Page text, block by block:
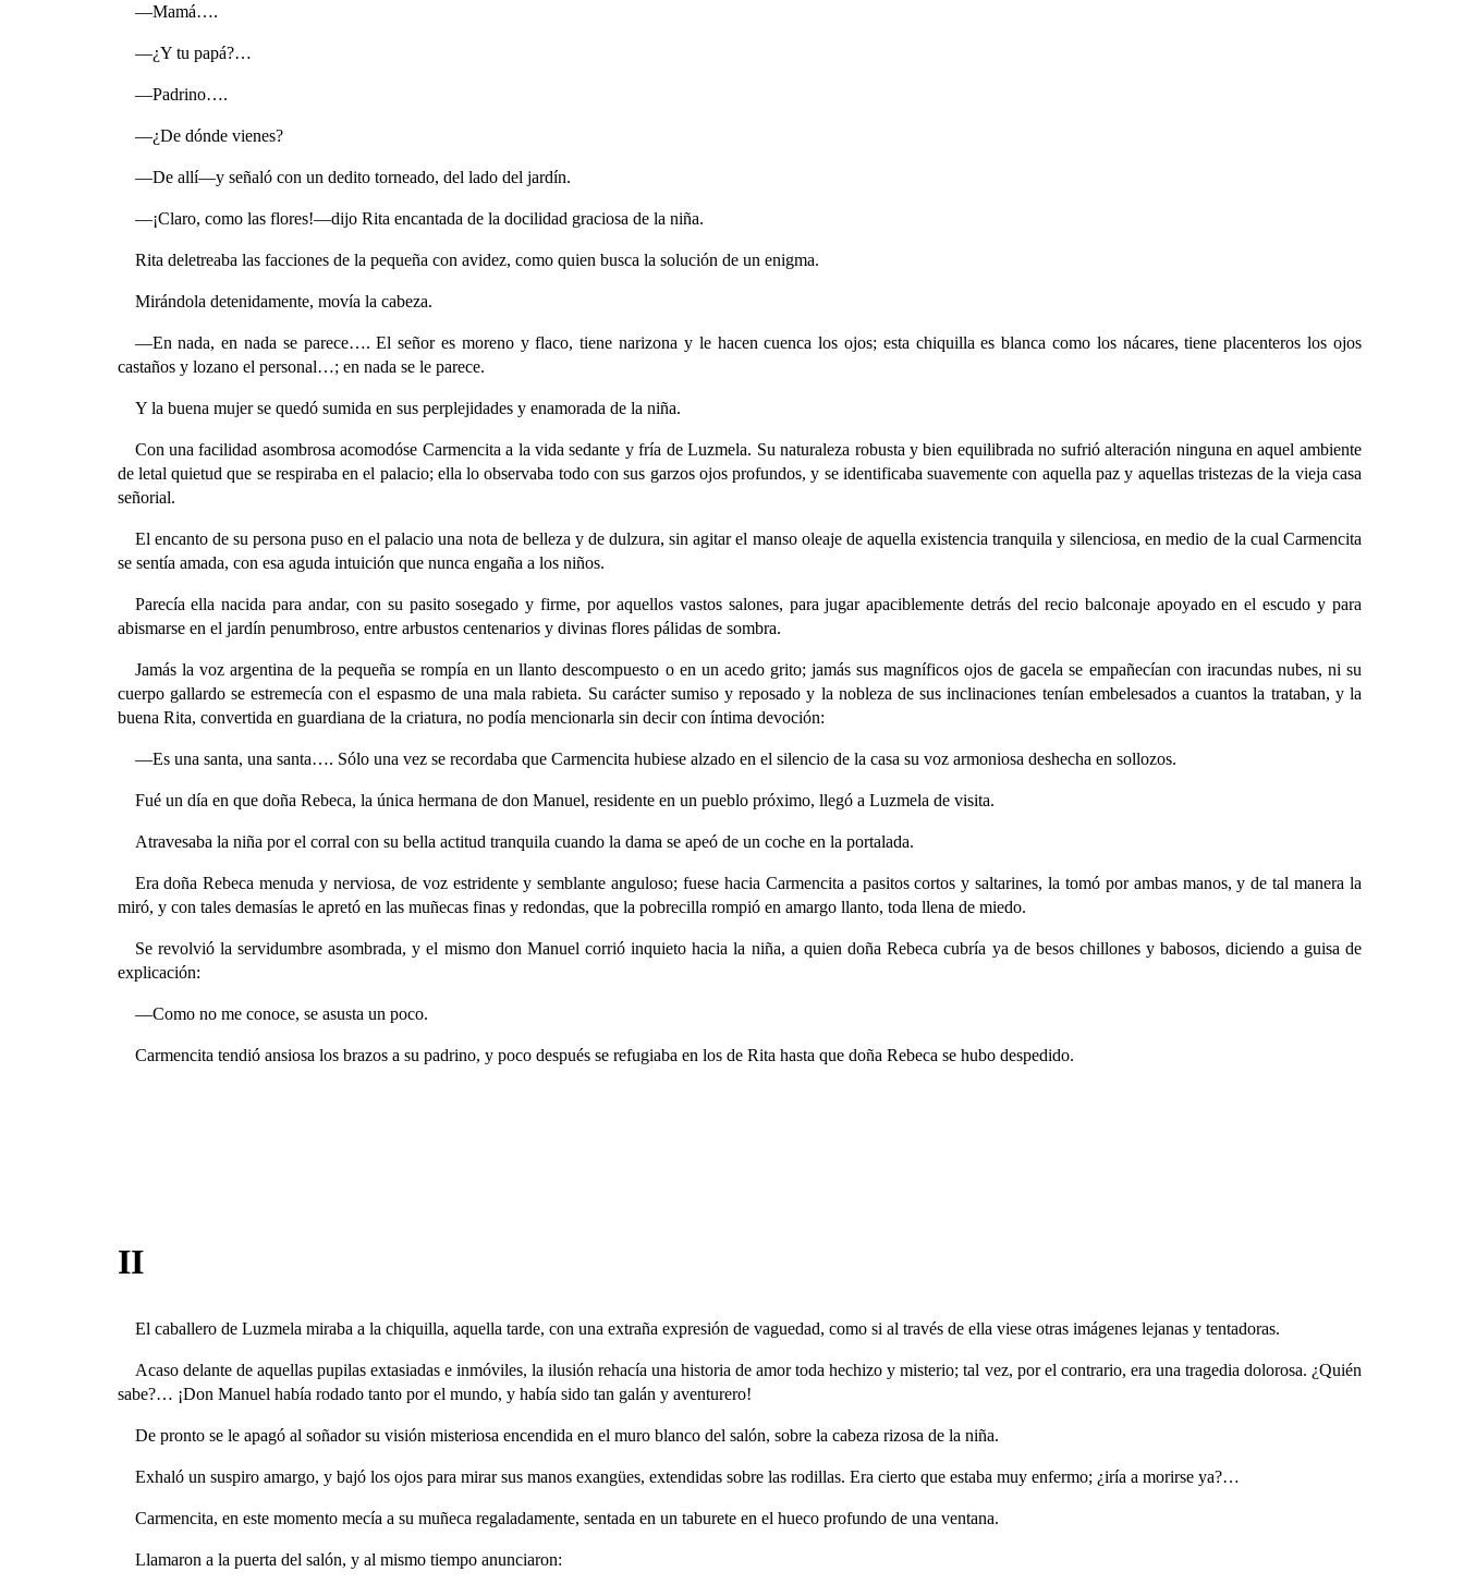
—Mamá….
—¿Y tu papá?…
—Padrino….
—¿De dónde vienes?
—De allí—y señaló con un dedito torneado, del lado del jardín.
—¡Claro, como las flores!—dijo Rita encantada de la docilidad graciosa de la niña.
Rita deletreaba las facciones de la pequeña con avidez, como quien busca la solución de un enigma.
Mirándola detenidamente, movía la cabeza.
—En nada, en nada se parece…. El señor es moreno y flaco, tiene narizona y le hacen cuenca los ojos; esta chiquilla es blanca como los nácares, tiene placenteros los ojos
castaños y lozano el personal…; en nada se le parece.
Y la buena mujer se quedó sumida en sus perplejidades y enamorada de la niña.
Con una facilidad asombrosa acomodóse Carmencita a la vida sedante y fría de Luzmela. Su naturaleza robusta y bien equilibrada no sufrió alteración ninguna en aquel ambiente
de letal quietud que se respiraba en el palacio; ella lo observaba todo con sus garzos ojos profundos, y se identificaba suavemente con aquella paz y aquellas tristezas de la vieja casa
señorial.
El encanto de su persona puso en el palacio una nota de belleza y de dulzura, sin agitar el manso oleaje de aquella existencia tranquila y silenciosa, en medio de la cual Carmencita
se sentía amada, con esa aguda intuición que nunca engaña a los niños.
Parecía ella nacida para andar, con su pasito sosegado y firme, por aquellos vastos salones, para jugar apaciblemente detrás del recio balconaje apoyado en el escudo y para
abismarse en el jardín penumbroso, entre arbustos centenarios y divinas flores pálidas de sombra.
Jamás la voz argentina de la pequeña se rompía en un llanto descompuesto o en un acedo grito; jamás sus magníficos ojos de gacela se empañecían con iracundas nubes, ni su
cuerpo gallardo se estremecía con el espasmo de una mala rabieta. Su carácter sumiso y reposado y la nobleza de sus inclinaciones tenían embelesados a cuantos la trataban, y la
buena Rita, convertida en guardiana de la criatura, no podía mencionarla sin decir con íntima devoción:
—Es una santa, una santa…. Sólo una vez se recordaba que Carmencita hubiese alzado en el silencio de la casa su voz armoniosa deshecha en sollozos.
Fué un día en que doña Rebeca, la única hermana de don Manuel, residente en un pueblo próximo, llegó a Luzmela de visita.
Atravesaba la niña por el corral con su bella actitud tranquila cuando la dama se apeó de un coche en la portalada.
Era doña Rebeca menuda y nerviosa, de voz estridente y semblante anguloso; fuese hacia Carmencita a pasitos cortos y saltarines, la tomó por ambas manos, y de tal manera la
miró, y con tales demasías le apretó en las muñecas finas y redondas, que la pobrecilla rompió en amargo llanto, toda llena de miedo.
Se revolvió la servidumbre asombrada, y el mismo don Manuel corrió inquieto hacia la niña, a quien doña Rebeca cubría ya de besos chillones y babosos, diciendo a guisa de
explicación:
—Como no me conoce, se asusta un poco.
Carmencita tendió ansiosa los brazos a su padrino, y poco después se refugiaba en los de Rita hasta que doña Rebeca se hubo despedido.
II
El caballero de Luzmela miraba a la chiquilla, aquella tarde, con una extraña expresión de vaguedad, como si al través de ella viese otras imágenes lejanas y tentadoras.
Acaso delante de aquellas pupilas extasiadas e inmóviles, la ilusión rehacía una historia de amor toda hechizo y misterio; tal vez, por el contrario, era una tragedia dolorosa. ¿Quién
sabe?… ¡Don Manuel había rodado tanto por el mundo, y había sido tan galán y aventurero!
De pronto se le apagó al soñador su visión misteriosa encendida en el muro blanco del salón, sobre la cabeza rizosa de la niña.
Exhaló un suspiro amargo, y bajó los ojos para mirar sus manos exangües, extendidas sobre las rodillas. Era cierto que estaba muy enfermo; ¿iría a morirse ya?…
Carmencita, en este momento mecía a su muñeca regaladamente, sentada en un taburete en el hueco profundo de una ventana.
Llamaron a la puerta del salón, y al mismo tiempo anunciaron: